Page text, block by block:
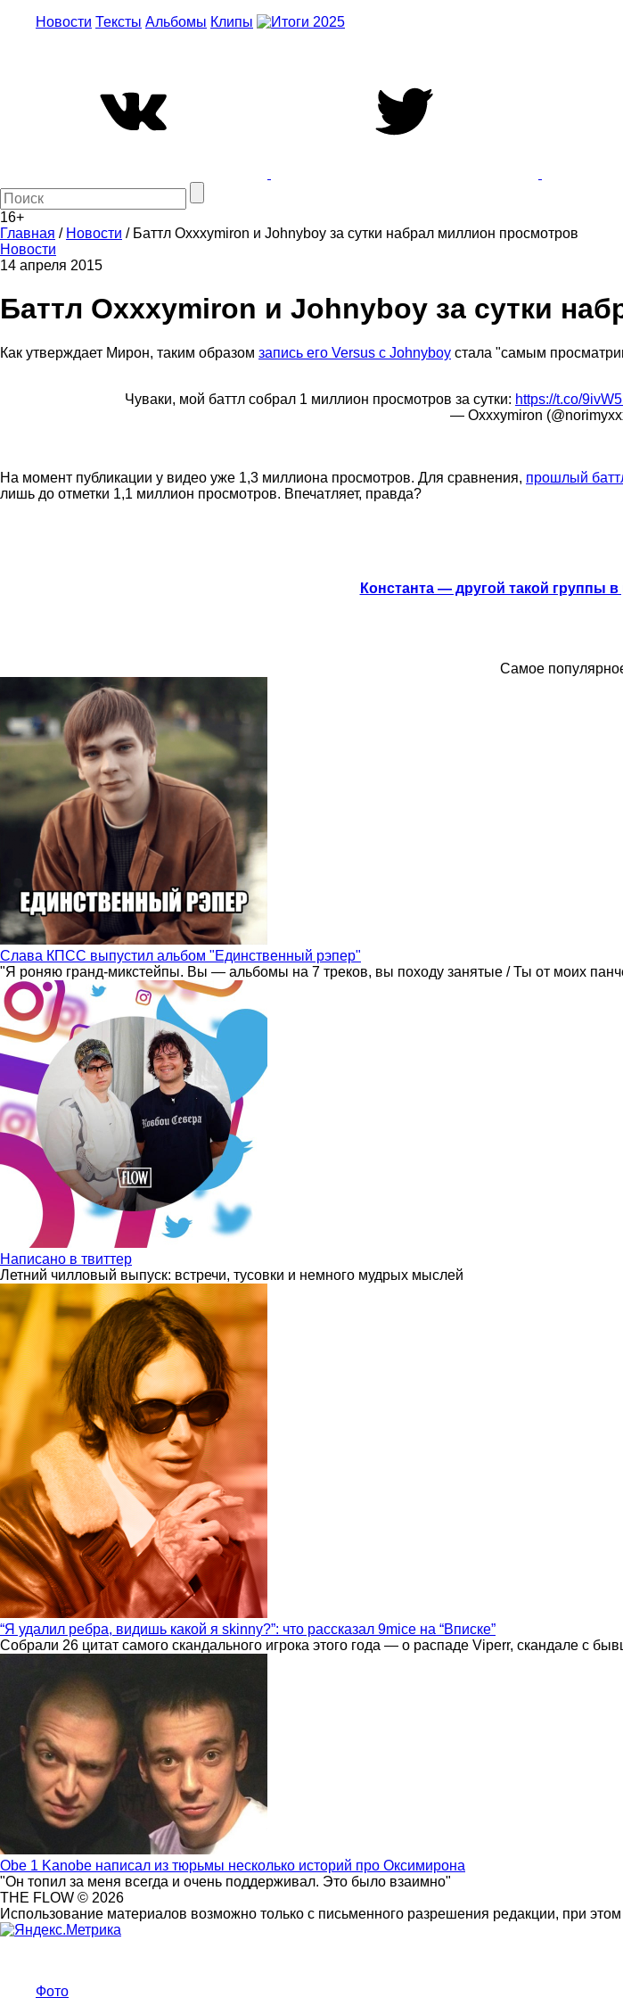
Новости Тексты Альбомы Клипы
16+
Главная / Новости / Баттл Oxxxymiron и Johnyboy за сутки набрал миллион просмотров
Новости
14 апреля 2015
Баттл Oxxxymiron и Johnyboy за сутки
Как утверждает Мирон, таким образом запись его Versus с Johnyboy стала "самым
Чуваки, мой баттл собрал 1 миллион просмотров за сутки: https://t.co/
— Oxxxymiron
На момент публикации у видео уже 1,3 миллиона просмотров. Для сравнения, прошлый
лишь до отметки 1,1 миллион просмотров. Впечатляет, правда?
Константа — другой такой группы
Самое
Слава КПСС выпустил альбом "Единственный рэпер"
"Я роняю гранд-микстейпы. Вы — альбомы на 7 треков, вы походу занятые / Ты от моих
Написано в твиттер
Летний чилловый выпуск: встречи, тусовки и немного мудрых мыслей
“Я удалил ребра, видишь какой я skinny?”: что рассказал 9mice на “Вписке”
Собрали 26 цитат самого скандального игрока этого года — о распаде Viperr, скандале с
Obe 1 Kanobe написал из тюрьмы несколько историй про Оксимирона
"Он топил за меня всегда и очень поддерживал. Это было взаимно"
THE FLOW © 2026
Использование материалов возможно только с письменного разрешения редакции, при этом
Фото